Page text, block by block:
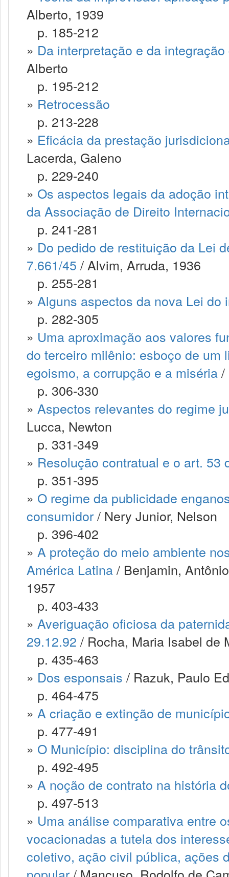
Alberto, 1939
p. 185-212
» Da interpretação e da
Alberto
p. 195-212
» Retrocessão
p. 213-228
» Eficácia da prestação
Lacerda, Galeno
p. 229-240
» Os aspectos legais da adoção
da Associação de Direito
p. 241-281
» Do pedido de restituição da Lei
7.661/45 / Alvim, Arruda, 1936
p. 255-281
» Alguns aspectos da nova Lei do
p. 282-305
» Uma aproximação aos valores
do terceiro milênio: esboço de um
egoismo, a corrupção e a miséria/
p. 306-330
» Aspectos relevantes do regime
Lucca, Newton
p. 331-349
» Resolução contratual e o art. 53
p. 351-395
» O regime da publicidade
consumidor/ Nery Junior, Nelson
p. 396-402
» A proteção do meio ambiente
América Latina/ Benjamin,
1957
p. 403-433
» Averiguação oficiosa da
29.12.92 / Rocha, Maria Isabel de
p. 435-463
» Dos esponsais / Razuk, Paulo
p. 464-475
» A criação e extinção de
p. 477-491
» O Município: disciplina do
p. 492-495
» A noção de contrato na história
p. 497-513
» Uma análise comparativa entre
vocacionadas a tutela dos
coletivo, ação civil pública, ações